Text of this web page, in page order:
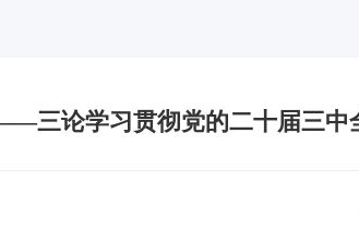
三论学习贯彻党的二十届三中